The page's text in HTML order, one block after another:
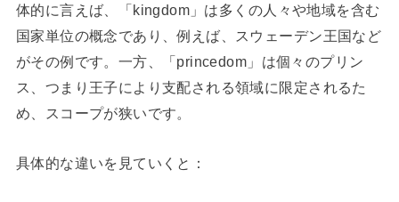
体的に言えば、「kingdom」は多くの人々や地域を含む
国家単位の概念であり、例えば、スウェーデン王国など
がその例です。一方、「princedom」は個々のプリン
ス、つまり王子により支配される領域に限定されるた
め、スコープが狭いです。
具体的な違いを見ていくと：